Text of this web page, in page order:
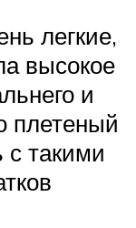
легкие,
высокое
и
плетеный
с такими